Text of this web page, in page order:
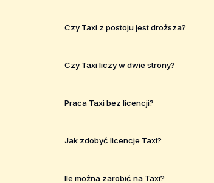
Czy Taxi z postoju jest droższa?
Czy Taxi liczy w dwie strony?
Praca Taxi bez licencji?
Jak zdobyć licencje Taxi?
Ile można zarobić na Taxi?